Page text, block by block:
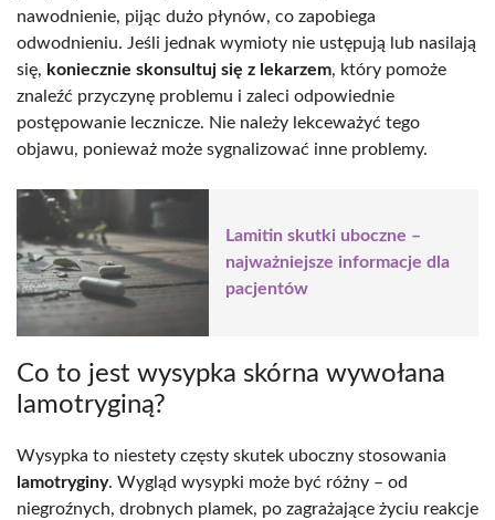
nawodnienie, pijąc dużo płynów, co zapobiega
odwodnieniu. Jeśli jednak wymioty nie ustępują lub nasilają
się, koniecznie skonsultuj się z lekarzem, który pomoże
znaleźć przyczynę problemu i zaleci odpowiednie
postępowanie lecznicze. Nie należy lekceważyć tego
objawu, ponieważ może sygnalizować inne problemy.
Lamitin skutki uboczne –
najważniejsze informacje dla
pacjentów
Co to jest wysypka skórna wywołana
lamotryginą?
Wysypka to niestety częsty skutek uboczny stosowania
lamotryginy. Wygląd wysypki może być różny – od
niegroźnych, drobnych plamek, po zagrażające życiu reakcje